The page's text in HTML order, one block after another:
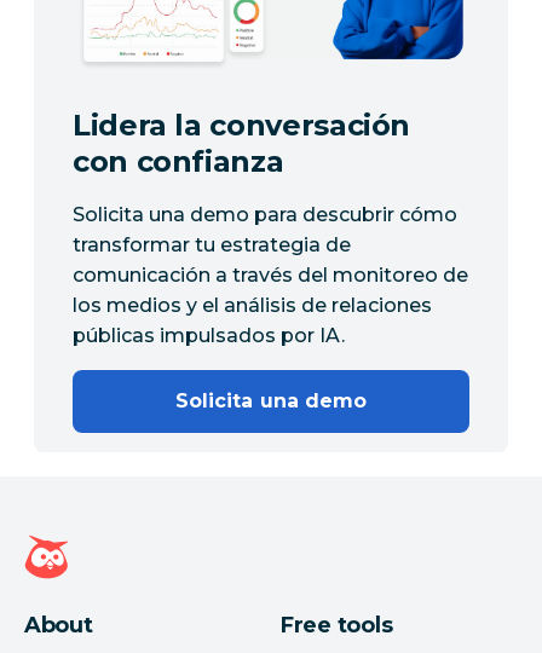
Lidera la conversación
con confianza
Solicita una demo para descubrir cómo
transformar tu estrategia de
comunicación a través del monitoreo de
los medios y el análisis de relaciones
públicas impulsados por IA.
Solicita una demo
Página de inicio de Hootsuite
About Free tools